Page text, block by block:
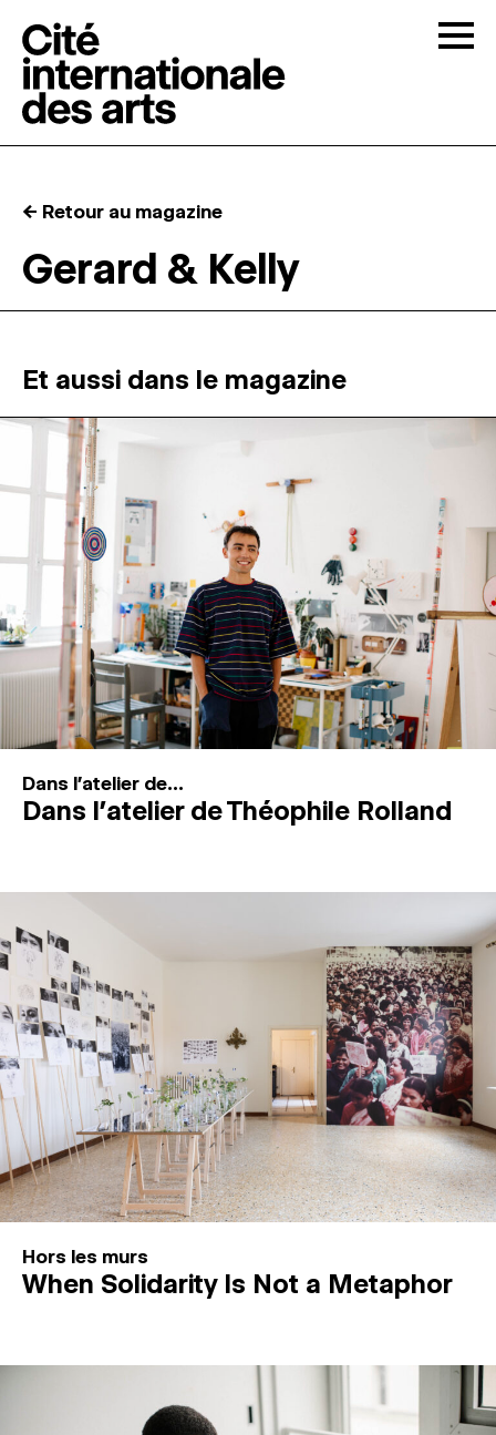
RÉSIDENCES ↓
ATELIERS OUVERTS
PROGRAMMATION
MAGAZINE
ESPACES DE PRATIQUE ARTISTIQUE ↓
Recherche
Connexion
← Retour au magazine
Gerard & Kelly
Et aussi dans le magazine
Dans l'atelier de...
Dans l’atelier de Théophile Rolland
Hors les murs
When Solidarity Is Not a Metaphor